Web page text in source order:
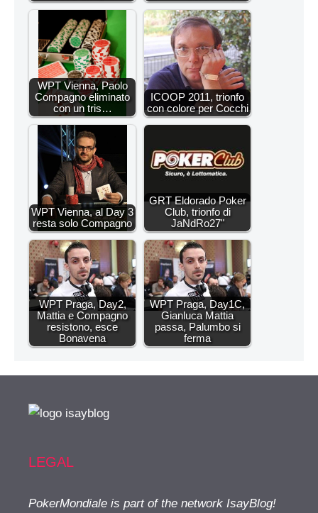
WPT Vienna, Paolo
Compagno eliminato
con un tris…
ICOOP 2011, trionfo
con colore per Cocchi
WPT Vienna, al Day 3
resta solo Compagno
GRT Eldorado Poker
Club, trionfo di
JaNdRo27"
WPT Praga, Day2,
Mattia e Compagno
resistono, esce
Bonavena
WPT Praga, Day1C,
Gianluca Mattia
passa, Palumbo si
ferma
LEGAL
PokerMondiale is part of the network IsayBlog!